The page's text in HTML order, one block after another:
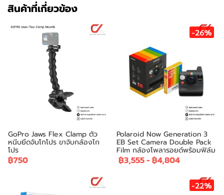
สินค้าที่เกี่ยวข้อง
GoPro Jaws Flex Clamp ตัว
หนีบยึดจับโกโปร ขาจับกล้องโก
โปร
฿750
-26%
Polaroid Now Generation 3
EB Set Camera Double Pack
Film กล้องโพลารอยด์พร้อมฟิล์ม
฿3,555- ฿4,804
-22%